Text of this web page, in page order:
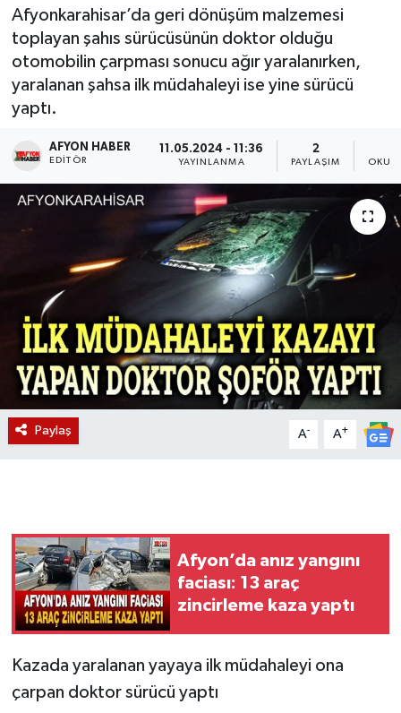
Afyonkarahisar’da geri dönüşüm malzemesi
toplayan şahıs sürücüsünün doktor olduğu
otomobilin çarpması sonucu ağır yaralanırken,
yaralanan şahsa ilk müdahaleyi ise yine sürücü
yaptı.
AFYON HABER
EDITÖR
11.05.2024 - 11:36
YAYINLANMA
2
PAYLAŞIM
Paylaş A- A+
Afyon’da anız yangını
faciası: 13 araç
zincirleme kaza yaptı
Kazada yaralanan yayaya ilk müdahaleyi ona
çarpan doktor sürücü yaptı
Ekonomi
Magazin
Etkinlikler